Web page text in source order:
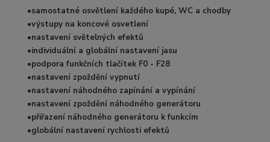
•samostatné osvětlení každého kupé, WC a chodby
•výstupy na koncové osvetlení
•nastavení světelných efektů
•individuální a globální nastavení jasu
•podpora funkčních tlačítek F0 - F28
•nastavení zpoždění vypnutí
•nastavení náhodného zapínání a vypínání
•nastavení zpoždění náhodného generátoru
•přiřazení náhodného generátoru k funkcím
•globální nastavení rychlosti efektů